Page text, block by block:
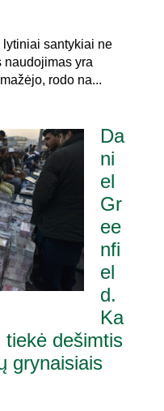
santykiai ne
naudojimas yra
rodo na...
Da
ni
el
Gr
ee
nfi
el
d.
Ka
tiekė dešimtis
grynaisiais